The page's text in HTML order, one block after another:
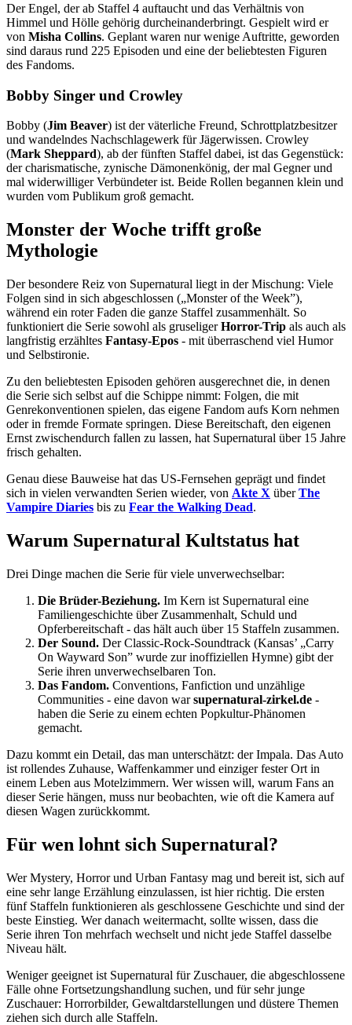
Der Engel, der ab Staffel 4 auftaucht und das Verhältnis von
Himmel und Hölle gehörig durcheinanderbringt. Gespielt wird er
von Misha Collins. Geplant waren nur wenige Auftritte, geworden
sind daraus rund 225 Episoden und eine der beliebtesten Figuren
des Fandoms.
Bobby Singer und Crowley
Bobby (Jim Beaver) ist der väterliche Freund, Schrottplatzbesitzer
und wandelndes Nachschlagewerk für Jägerwissen. Crowley
(Mark Sheppard), ab der fünften Staffel dabei, ist das Gegenstück:
der charismatische, zynische Dämonenkönig, der mal Gegner und
mal widerwilliger Verbündeter ist. Beide Rollen begannen klein und
wurden vom Publikum groß gemacht.
Monster der Woche trifft große
Mythologie
Der besondere Reiz von Supernatural liegt in der Mischung: Viele
Folgen sind in sich abgeschlossen („Monster of the Week”),
während ein roter Faden die ganze Staffel zusammenhält. So
funktioniert die Serie sowohl als gruseligerHorror-Trip als auch als
langfristig erzähltes Fantasy-Epos - mit überraschend viel Humor
und Selbstironie.
Zu den beliebtesten Episoden gehören ausgerechnet die, in denen
die Serie sich selbst auf die Schippe nimmt: Folgen, die mit
Genrekonventionen spielen, das eigene Fandom aufs Korn nehmen
oder in fremde Formate springen. Diese Bereitschaft, den eigenen
Ernst zwischendurch fallen zu lassen, hat Supernatural über 15 Jahre
frisch gehalten.
Genau diese Bauweise hat das US-Fernsehen geprägt und findet
sich in vielen verwandten Serien wieder, von Akte X überThe
Vampire Diaries bis zu Fear the Walking Dead.
Warum Supernatural Kultstatus hat
Drei Dinge machen die Serie für viele unverwechselbar:
Die Brüder-Beziehung. Im Kern ist Supernatural eine
Familiengeschichte über Zusammenhalt, Schuld und
Opferbereitschaft - das hält auch über 15 Staffeln zusammen.
Der Sound. Der Classic-Rock-Soundtrack (Kansas’ „Carry
On Wayward Son” wurde zur inoffiziellen Hymne) gibt der
Serie ihren unverwechselbaren Ton.
Das Fandom. Conventions, Fanfiction und unzählige
Communities - eine davon warsupernatural-zirkel.de -
haben die Serie zu einem echten Popkultur-Phänomen
gemacht.
Dazu kommt ein Detail, das man unterschätzt: der Impala. Das Auto
ist rollendes Zuhause, Waffenkammer und einziger fester Ort in
einem Leben aus Motelzimmern. Wer wissen will, warum Fans an
dieser Serie hängen, muss nur beobachten, wie oft die Kamera auf
diesen Wagen zurückkommt.
Für wen lohnt sich Supernatural?
Wer Mystery, Horror und Urban Fantasy mag und bereit ist, sich auf
eine sehr lange Erzählung einzulassen, ist hier richtig. Die ersten
fünf Staffeln funktionieren als geschlossene Geschichte und sind der
beste Einstieg. Wer danach weitermacht, sollte wissen, dass die
Serie ihren Ton mehrfach wechselt und nicht jede Staffel dasselbe
Niveau hält.
Weniger geeignet ist Supernatural für Zuschauer, die abgeschlossene
Fälle ohne Fortsetzungshandlung suchen, und für sehr junge
Zuschauer: Horrorbilder, Gewaltdarstellungen und düstere Themen
ziehen sich durch alle Staffeln.